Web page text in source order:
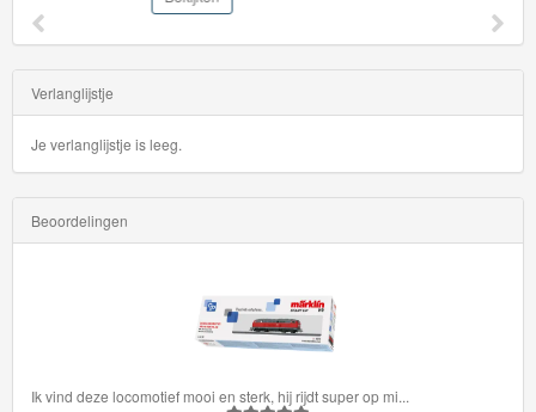
Verlanglijstje
Je verlanglijstje is leeg.
Beoordelingen
Ik vind deze locomotief mooi en sterk, hij rijdt super op mi...